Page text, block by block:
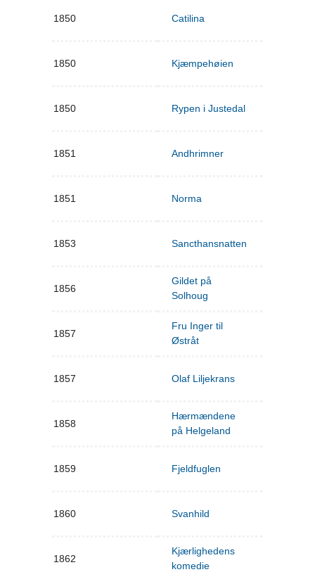
1850 Catilina
1850 Kjæmpehøien
1850 Rypen i Justedal
1851 Andhrimner
1851 Norma
1853 Sancthansnatten
1856
Gildet på
Solhoug
1857
Fru Inger til
Østråt
1857 Olaf Liljekrans
1858
Hærmændene
på Helgeland
1859 Fjeldfuglen
1860 Svanhild
1862
Kjærlighedens
komedie